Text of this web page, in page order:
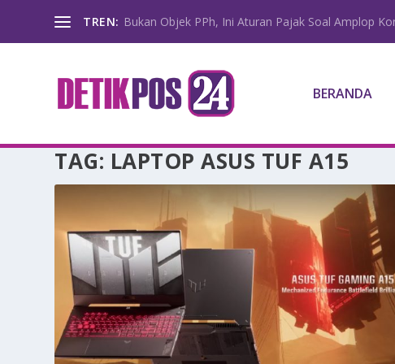
TREN: Bukan Objek PPh, Ini Aturan Pajak Soal Amplop
BERANDA
TAG: LAPTOP ASUS TUF A15